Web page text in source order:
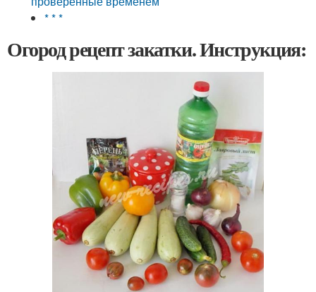
* * *
Огород рецепт закатки. Инструкция: